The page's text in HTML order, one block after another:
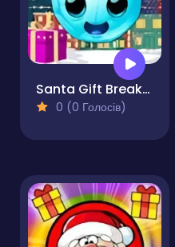
Santa Gift Breaker
0 (0 Голосів)